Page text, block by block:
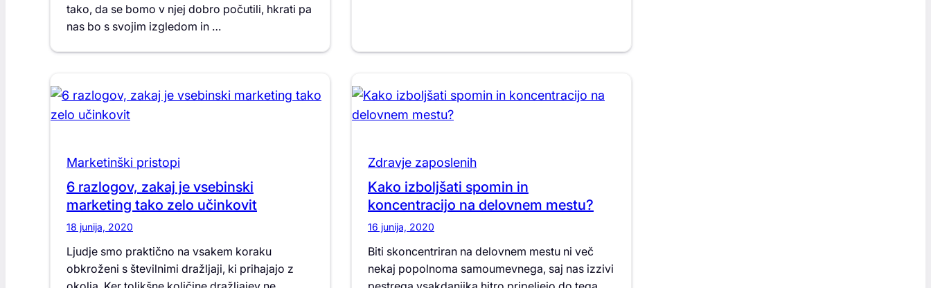
tako, da se bomo v njej dobro počutili, hkrati pa
nas bo s svojim izgledom in …
Marketinški pristopi
6 razlogov, zakaj je vsebinski
marketing tako zelo učinkovit
18 junija, 2020
Ljudje smo praktično na vsakem koraku
obkroženi s številnimi dražljaji, ki prihajajo z
Zdravje zaposlenih
Kako izboljšati spomin in
koncentracijo na delovnem mestu?
16 junija, 2020
Biti skoncentriran na delovnem mestu ni več
nekaj popolnoma samoumevnega, saj nas izzivi